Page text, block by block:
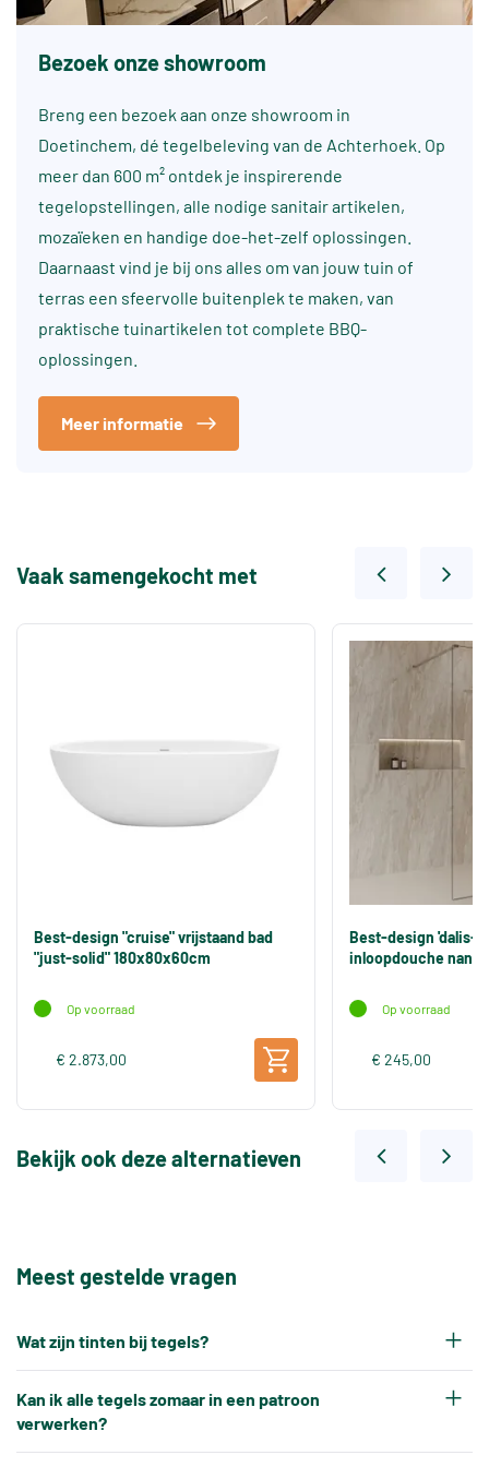
Bezoek onze showroom
Breng een bezoek aan onze showroom in
Doetinchem, dé tegelbeleving van de Achterhoek. Op
meer dan 600 m² ontdek je inspirerende
tegelopstellingen, alle nodige sanitair artikelen,
mozaïeken en handige doe-het-zelf oplossingen.
Daarnaast vind je bij ons alles om van jouw tuin of
terras een sfeervolle buitenplek te maken, van
praktische tuinartikelen tot complete BBQ-
oplossingen.
Meer informatie
Vaak samengekocht met
Best-design "cruise" vrijstaand bad
"just-solid" 180x80x60cm
Op voorraad
€ 2.873,00
Best-design 'dalis-
inloopdouche nano
Op voorraad
€ 245,00
Bekijk ook deze alternatieven
Meest gestelde vragen
Wat zijn tinten bij tegels?
een eigen tintnummer. Omdat keramische tegels
een natuurproduct zijn en onder hoge
Kan ik alle tegels zomaar in een patroon
verwerken?